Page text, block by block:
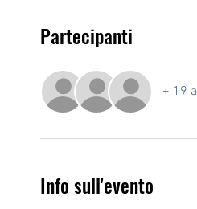
Partecipanti
+ 19
Info sull'evento